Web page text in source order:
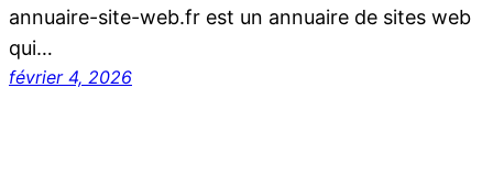
annuaire-site-web.fr est un annuaire de sites web
qui…
février 4, 2026